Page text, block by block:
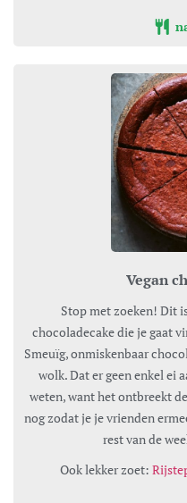
Vegan
Stop met zoeken! Dit is het echt de lekkerste vegan
chocoladecake die je gaat
Smeuïg, onmiskenbaar
wolk. Dat er geen enkel ei
weten, want het ontbreekt
nog zodat je je vrienden
rest van de
Ook lekker zoet: